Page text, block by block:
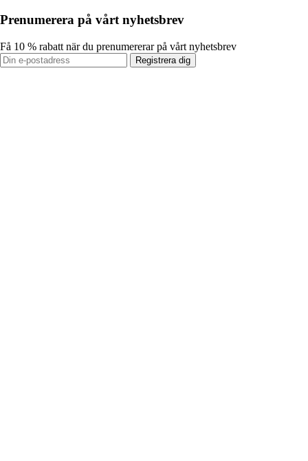
Prenumerera på vårt nyhetsbrev
Få 10 % rabatt när du prenumererar på vårt nyhetsbrev
Registrera dig